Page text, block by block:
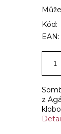
Kód:
EAN:
z